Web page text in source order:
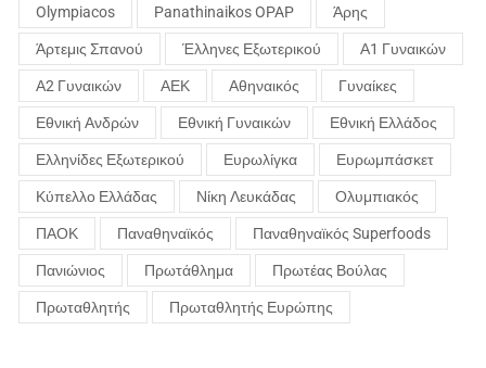
Olympiacos Panathinaikos OPAP Άρης
Άρτεμις Σπανού Έλληνες Εξωτερικού Α1 Γυναικών
Α2 Γυναικών ΑΕΚ Αθηναικός Γυναίκες
Εθνική Ανδρών Εθνική Γυναικών Εθνική Ελλάδος
Ελληνίδες Εξωτερικού Ευρωλίγκα Ευρωμπάσκετ
Κύπελλο Ελλάδας Νίκη Λευκάδας Ολυμπιακός
ΠΑΟΚ Παναθηναϊκός Παναθηναϊκός Superfoods
Πανιώνιος Πρωτάθλημα Πρωτέας Βούλας
Πρωταθλητής Πρωταθλητής Ευρώπης